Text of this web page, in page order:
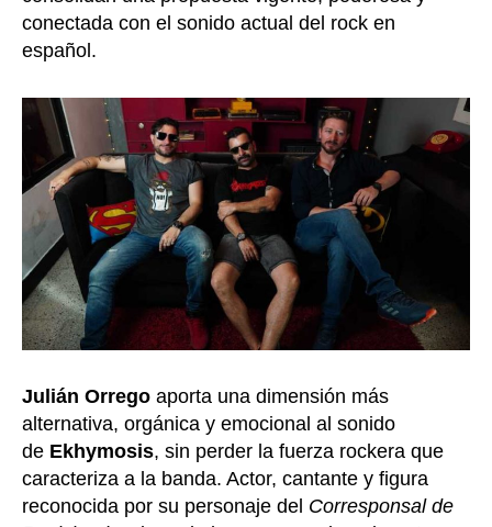
conectada con el sonido actual del rock en
español.
Julián Orrego aporta una dimensión más
alternativa, orgánica y emocional al sonido
de Ekhymosis, sin perder la fuerza rockera que
caracteriza a la banda. Actor, cantante y figura
reconocida por su personaje del Corresponsal de